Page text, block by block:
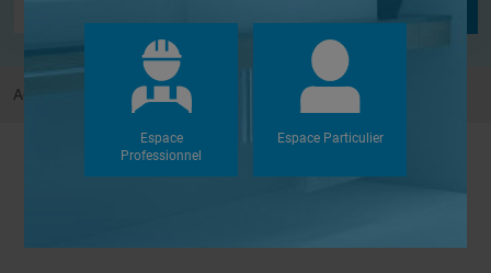
Accueil Forums Douches à l'Italienne
Espace
Professionnel
Espace Particulier